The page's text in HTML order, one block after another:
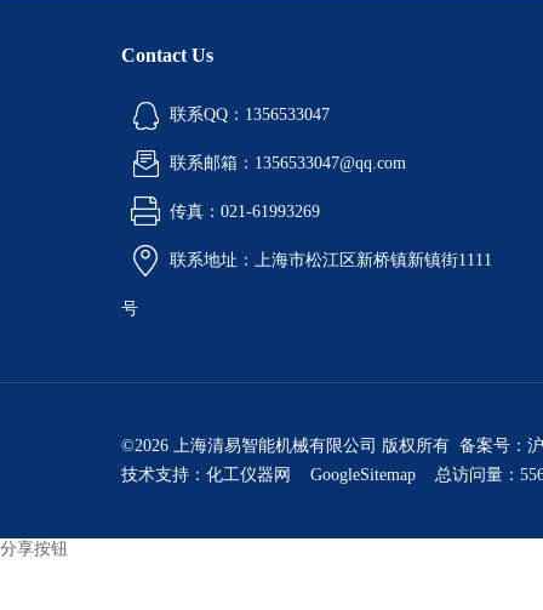
Contact Us
联系QQ：1356533047
联系邮箱：1356533047@qq.com
传真：021-61993269
联系地址：上海市松江区新桥镇新镇街1111
号
©2026 上海清易智能机械有限公司 版权所有 备案号：
技术支持： 化工仪器网 GoogleSitemap 总访问量：
分享按钮